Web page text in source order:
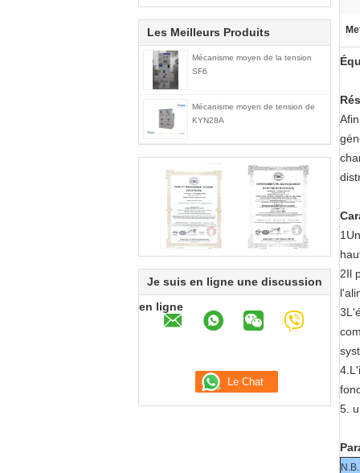
Les Meilleurs Produits
Mécanisme moyen de la tension
SF6
Mécanisme moyen de tension de
KYN28A
Je suis en ligne une discussion
en ligne
2Il
5.
N.B.